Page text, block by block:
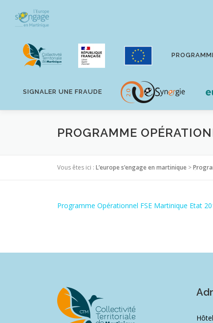
contenu
SIGNALER UNE FRAUDE
PROGRAMME
Vous êtes ici : L’europe s’engage en martinique >
Programme Opérationnel FSE Martinique Etat